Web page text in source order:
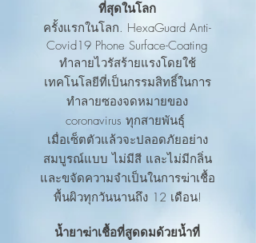
ที่สุดในโลก
ครั้งแรกในโลก. HexaGuard Anti-
Covid19 Phone Surface-Coating
ทำลายไวรัสร้ายแรงโดยใช้
เทคโนโลยีที่เป็นกรรมสิทธิ์ในการ
ทำลายซองจดหมายของ
coronavirus ทุกสายพันธุ์
เมื่อเซ็ตตัวแล้วจะปลอดภัยอย่าง
สมบูรณ์แบบ ไม่มีสี และไม่มีกลิ่น
และขจัดความจำเป็นในการฆ่าเชื้อ
พื้นผิวทุกวันนานถึง 12 เดือน!
น้ำยาฆ่าเชื้อที่สูดดมด้วยน้ำที่